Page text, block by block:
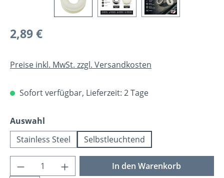
Regulärer Preis:
2,89 €
Preise inkl. MwSt. zzgl. Versandkosten
Sofort verfügbar, Lieferzeit: 2 Tage
Auswahl
Stainless Steel
Selbstleuchtend
Produkt Anzahl: Gib den gewünschten
In den Warenkorb